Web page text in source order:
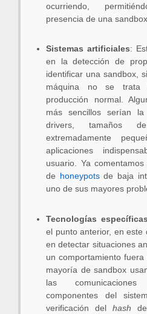
ocurriendo,
presencia de una sandbox.
Sistemas artificiales:
en la detección de
identificar una sandbox,
máquina no se
producción normal.
más sencillos serían
drivers, tamaños
extremadamente
aplicaciones
usuario. Ya
de honeypotsde baja
uno de sus mayores
Tecnologías específicas
el punto anterior, en este
en detectar situaciones
un comportamiento
mayoría de sandbox
las
componentes del
verificación del hash